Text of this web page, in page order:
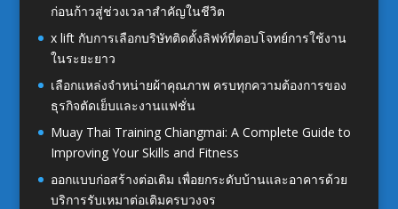
ก่อนก้าวสู่ช่วงเวลาสำคัญในชีวิต
x lift กับการเลือกบริษัทติดตั้งลิฟท์ที่ตอบโจทย์การใช้งาน
ในระยะยาว
เลือกแหล่งจำหน่ายผ้าคุณภาพ ครบทุกความต้องการของ
ธุรกิจตัดเย็บและงานแฟชั่น
Muay Thai Training Chiangmai: A Complete Guide to
Improving Your Skills and Fitness
ออกแบบก่อสร้างต่อเติม เพื่อยกระดับบ้านและอาคารด้วย
บริการรับเหมาต่อเติมครบวงจร